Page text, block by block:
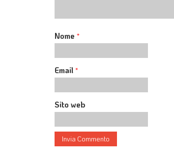
Nome*
Email*
Sito web